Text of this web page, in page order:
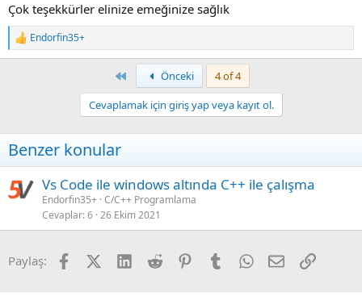
Şema çiziminde diyotları doğrudan 4007 olarak seçtiğim için kılıf
yapısı seçili olarak geldi. Aynı durum lm317 içinde geçerli. Diğer
bileşenler için kılıf yapısını seçmem gerekiyor.
6348 eklentisine bak
Tüm kılıf yapılıları tayin edildikten sonra "Apply, Save Schematic &
Continue" butonuna basılır ve şema çizim ekranına geri dönülür.
6349 eklentisine bak
Netlist aracı çalıştırılarak netlist dosyası kaydedilir.
Bu aşamaya gelindiğinde çizim bölümü ile işimiz artık bitti. Pcb
Çok teşekkürler elinize emeğinize sağlık
R
e
n
s
:
Endorfin35+
Önceki
4 of 4
Cevaplamak için giriş yap veya kayıt ol.
Benzer konular
Vs Code ile windows altında C++ ile çalışma
Endorfin35+ C/C++ Programlama
Cevaplar 6 26 Ekim 2021
Paylaş: FacebookX (Twitter)
LinkedIn
Reddit PinterestTumblrWhatsApp
E-postaLink